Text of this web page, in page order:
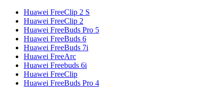
Huawei FreeClip 2 S
Huawei FreeClip 2
Huawei FreeBuds Pro 5
Huawei FreeBuds 6
Huawei FreeBuds 7i
Huawei FreeArc
Huawei Freebuds 6i
Huawei FreeClip
Huawei FreeBuds Pro 4